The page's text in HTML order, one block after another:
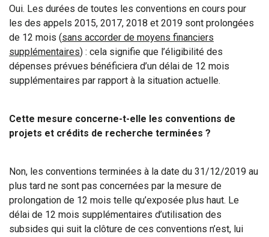
Oui. Les durées de toutes les conventions en cours pour
les des appels 2015, 2017, 2018 et 2019 sont prolongées
de 12 mois (sans accorder de moyens financiers
supplémentaires) : cela signifie que l’éligibilité des
dépenses prévues bénéficiera d’un délai de 12 mois
supplémentaires par rapport à la situation actuelle.
Cette mesure concerne-t-elle les conventions de
projets et crédits de recherche terminées ?
Non, les conventions terminées à la date du 31/12/2019 au
plus tard ne sont pas concernées par la mesure de
prolongation de 12 mois telle qu’exposée plus haut. Le
délai de 12 mois supplémentaires d’utilisation des
subsides qui suit la clôture de ces conventions n’est, lui